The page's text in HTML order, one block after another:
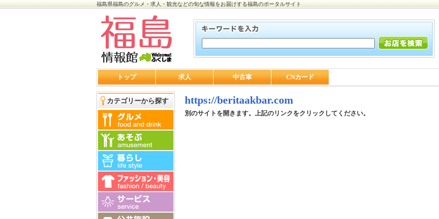
福島県福島のグルメ・求人・観光などの旬な情報をお届けする福島のポータルサイト
トップ 求人 中古車 CNカード
カテゴリーから探す https://beritaakbar.com
別のサイトを開きます。上記のリンクをクリックしてください。